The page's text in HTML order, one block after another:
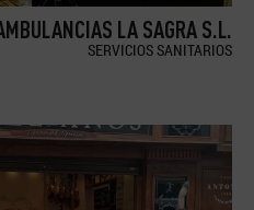
LA SAGRA S.L.
SERVICIOS SANITARIOS